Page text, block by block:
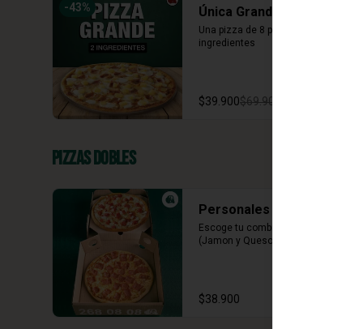
-43% Única Grande 2 ing
Una pizza de 8 porciones con dos
ingredientes
$39.900$69.900
Pizzas Dobles
Personales Clásicas
Escoge tu combinación perfecta
(Jamon y Queso, Napolitana)
$38.900